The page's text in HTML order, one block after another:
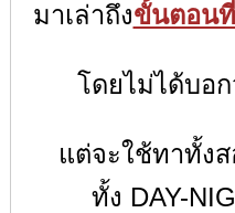
มาเล่าถึงขั้นตอน
โดยไม่ได้บอ
แต่จะใช้ทาทั้ง
ทั้ง DAY-